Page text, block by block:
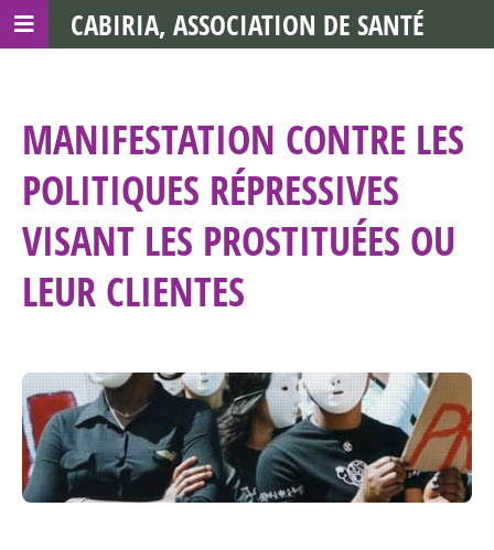
MANIFESTATION CONTRE LES
POLITIQUES RÉPRESSIVES
VISANT LES PROSTITUÉES OU
LEUR CLIENTES
CABIRIA, ASSOCIATION DE SANTÉ